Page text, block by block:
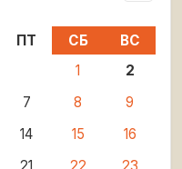
ПТ СБ
ВС
1
2
7 8
9
14 15
16